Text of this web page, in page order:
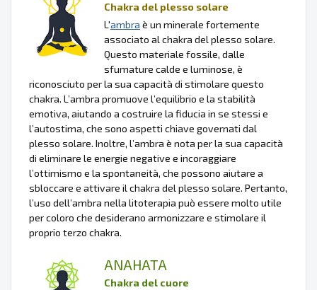
Chakra del plesso solare
L'ambra è un minerale fortemente
associato al chakra del plesso solare.
Questo materiale fossile, dalle
sfumature calde e luminose, è
riconosciuto per la sua capacità di stimolare questo
chakra. L’ambra promuove l’equilibrio e la stabilità
emotiva, aiutando a costruire la fiducia in se stessi e
l’autostima, che sono aspetti chiave governati dal
plesso solare. Inoltre, l’ambra è nota per la sua capacità
di eliminare le energie negative e incoraggiare
l’ottimismo e la spontaneità, che possono aiutare a
sbloccare e attivare il chakra del plesso solare. Pertanto,
l’uso dell’ambra nella litoterapia può essere molto utile
per coloro che desiderano armonizzare e stimolare il
proprio terzo chakra.
ANAHATA
Chakra del cuore